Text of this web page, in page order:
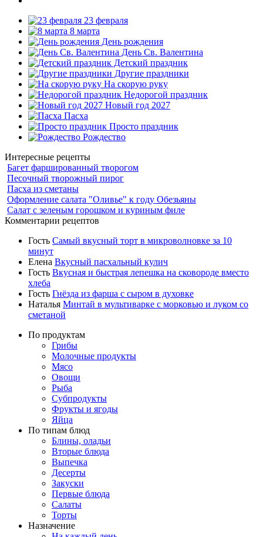
23 февраля
8 марта
День рождения
День Св. Валентина
Детский праздник
Другие праздники
На скорую руку
Недорогой праздник
Новый год 2027
Пасха
Просто праздник
Рождество
Интересные рецепты
Багет фаршированный творогом
Песочный творожный пирог
Пасха из сметаны
Оформление салата "Оливье" к году Обезьяны
Салат с зеленым горошком и куриным филе
Комментарии рецептов
Гость Самый вкусный торт в микроволновке за 10
минут
Елена Вкусный пасхальный кулич
Гость Вкусная и быстрая лепешка на сковороде вместо
хлеба
Гость Гнёзда из фарша с сыром в духовке
Наталья Минтай в мультиварке с морковью и луком со
сметаной
По продуктам
Грибы
Молочные продукты
Мясо
Овощи
Рыба
Субпродукты
Фрукты и ягоды
Яйца
По типам блюд
Блины, оладьи
Вторые блюда
Выпечка
Десерты
Закуски
Первые блюда
Салаты
Торты
Назначение